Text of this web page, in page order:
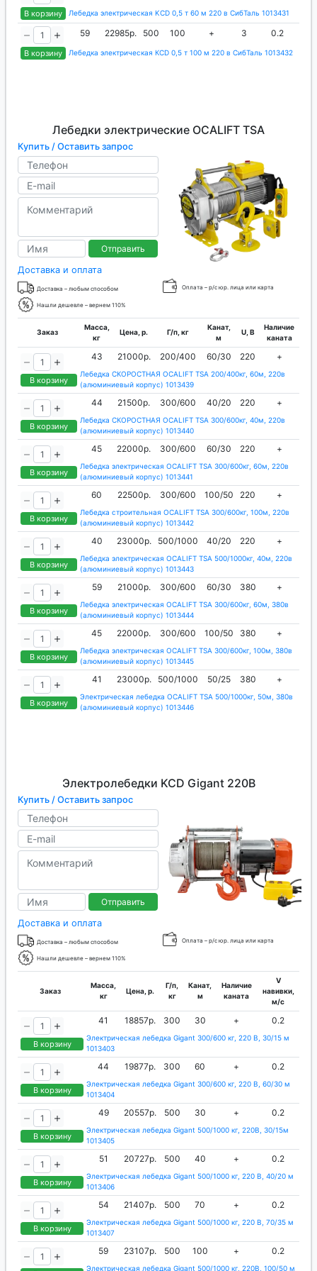
В корзину Лебедка электрическая KCD 0,5 т 60 м 220 в СибТаль 1013431
В корзину
59 22985р. 500 100 + 3 0.2
Лебедка электрическая КCD 0,5 т 100 м 220 в СибТаль 1013432
Лебедки электрические OCALIFT TSA
Купить / Оставить запрос
Отправить
Доставка и оплата
Доставка – любым способом Оплата – р/с юр. лица или карта
Нашли дешевле – вернем 110%
Заказ
Масса,
кг
Цена, р. Г/п, кг
Канат,
м
U, В
Наличие
каната
В корзину
43 21000р. 200/400 60/30 220 +
Лебедка СКОРОСТНАЯ OCALIFT TSA 200/400кг, 60м, 220в
(алюминиевый корпус) 1013439
В корзину
44 21500р. 300/600 40/20 220 +
Лебедка СКОРОСТНАЯ OCALIFT TSA 300/600кг, 40м, 220в
(алюминиевый корпус) 1013440
В корзину
45 22000р. 300/600 60/30 220 +
Лебедка электрическая OCALIFT TSA 300/600кг, 60м, 220в
(алюминиевый корпус) 1013441
В корзину
60 22500р. 300/600 100/50 220 +
Лебедка строительная OCALIFT TSA 300/600кг, 100м, 220в
(алюминиевый корпус) 1013442
В корзину
40 23000р. 500/1000 40/20 220 +
Лебедка электрическая OCALIFT TSA 500/1000кг, 40м, 220в
(алюминиевый корпус) 1013443
В корзину
59 21000р. 300/600 60/30 380 +
Лебедка электрическая OCALIFT TSA 300/600кг, 60м, 380в
(алюминиевый корпус) 1013444
В корзину
45 22000р. 300/600 100/50 380 +
Лебедка электрическая OCALIFT TSA 300/600кг, 100м, 380в
(алюминиевый корпус) 1013445
В корзину
41 23000р. 500/1000 50/25 380 +
Электрическая лебедка OCALIFT TSA 500/1000кг, 50м, 380в
(алюминиевый корпус) 1013446
Электролебедки KCD Gigant 220В
Купить / Оставить запрос
Отправить
Доставка и оплата
Доставка – любым способом Оплата – р/с юр. лица или карта
Нашли дешевле – вернем 110%
Заказ
Масса,
кг
Цена, р.
Г/п,
кг
Канат,
м
Наличие
каната
V
навивки,
м/с
В корзину
41 18857р. 300 30 + 0.2
Электрическая лебедка Gigant 300/600 кг, 220 В, 30/15 м
1013403
В корзину
44 19877р. 300 60 + 0.2
Электрическая лебедка Gigant 300/600 кг, 220 В, 60/30 м
1013404
В корзину
49 20557р. 500 30 + 0.2
Электрическая лебедка Gigant 500/1000 кг, 220В, 30/15м
1013405
В корзину
51 20727р. 500 40 + 0.2
Электрическая лебедка Gigant 500/1000 кг, 220 В, 40/20 м
1013406
В корзину
54 21407р. 500 70 + 0.2
Электрическая лебедка Gigant 500/1000 кг, 220 В, 70/35 м
1013407
59 23107р. 500 100 + 0.2
Электрическая лебедка Gigant 500/1000 кг, 220B, 100/50 м